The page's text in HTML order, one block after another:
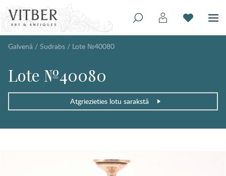
Galvenā / Sudrabs / Lote №40080
Lote №40080
Atgriezieties lotu sarakstā